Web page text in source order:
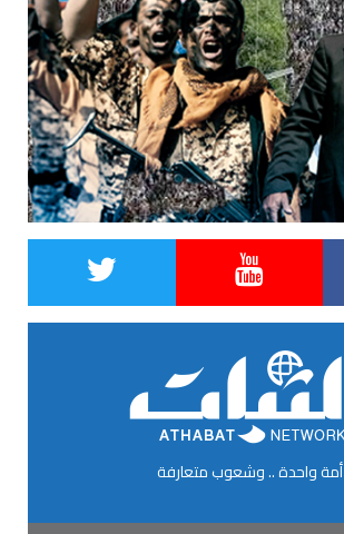
أمة واحدة .. وشعوب متعارفة